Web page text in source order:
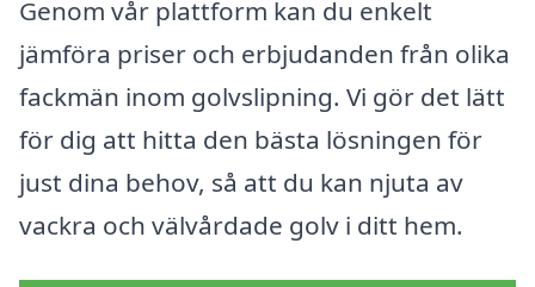
Genom vår plattform kan du enkelt
jämföra priser och erbjudanden från olika
fackmän inom golvslipning. Vi gör det lätt
för dig att hitta den bästa lösningen för
just dina behov, så att du kan njuta av
vackra och välvårdade golv i ditt hem.